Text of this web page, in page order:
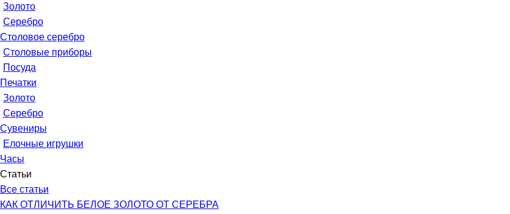
Золото
Серебро
Столовое серебро
Столовые приборы
Посуда
Печатки
Золото
Серебро
Сувениры
Елочные игрушки
Часы
Статьи
Все статьи
КАК ОТЛИЧИТЬ БЕЛОЕ ЗОЛОТО ОТ СЕРЕБРА